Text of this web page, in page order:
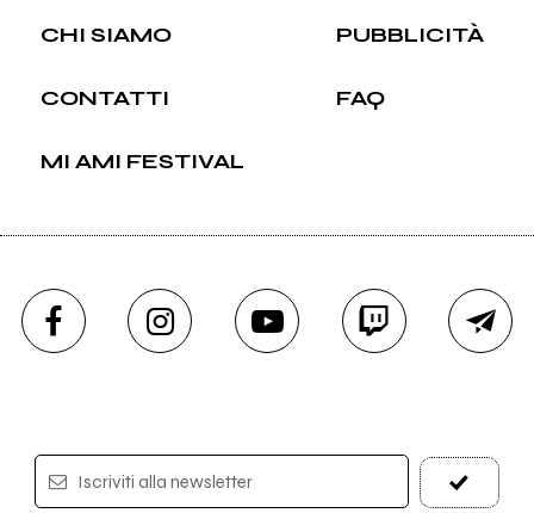
CHI SIAMO PUBBLICITÀ
CONTATTI FAQ
MI AMI FESTIVAL
Iscriviti alla newsletter